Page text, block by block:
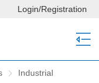
Login/Registration
Industrial